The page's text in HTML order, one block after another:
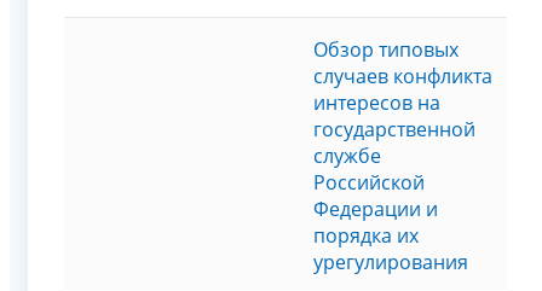
Обзор типовых
случаев конфликта
интересов на
государственной
службе
Российской
Федерации и
порядка их
урегулирования